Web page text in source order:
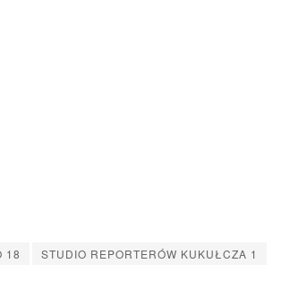
18
STUDIO REPORTERÓW KUKUŁCZA 1